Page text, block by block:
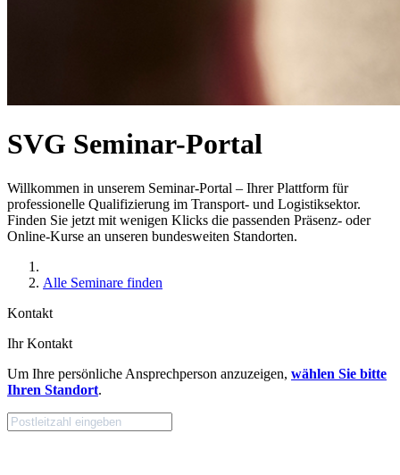
SVG Seminar-Portal
Willkommen in unserem Seminar-Portal – Ihrer Plattform für
professionelle Qualifizierung im Transport- und Logistiksektor.
Finden Sie jetzt mit wenigen Klicks die passenden Präsenz- oder
Online-Kurse an unseren bundesweiten Standorten.
Alle Seminare finden
Kontakt
Ihr Kontakt
Um Ihre persönliche Ansprechperson anzuzeigen, wählen Sie bitte
Ihren Standort.